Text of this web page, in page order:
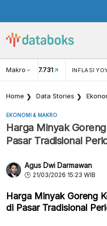
Makro
USD/IDR 17.731 INFLASI
Home Data Stories
EKONOMI & MAKRO
Harga Minyak
Pasar Tradisional
Agus Dwi Darmawan
21/03/2026 15:23 WIB
Harga Minyak Goreng
di Pasar Tradisional